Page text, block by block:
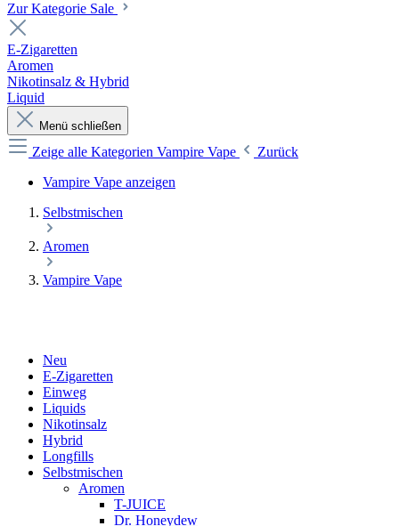
Zur Kategorie Sale
E-Zigaretten
Aromen
Nikotinsalz & Hybrid
Liquid
Menü schließen
Zeige alle Kategorien Vampire Vape
Zurück
Vampire Vape anzeigen
Selbstmischen
Aromen
Vampire Vape
Neu
E-Zigaretten
Einweg
Liquids
Nikotinsalz
Hybrid
Longfills
Selbstmischen
Aromen
T-JUICE
Dr. Honeydew